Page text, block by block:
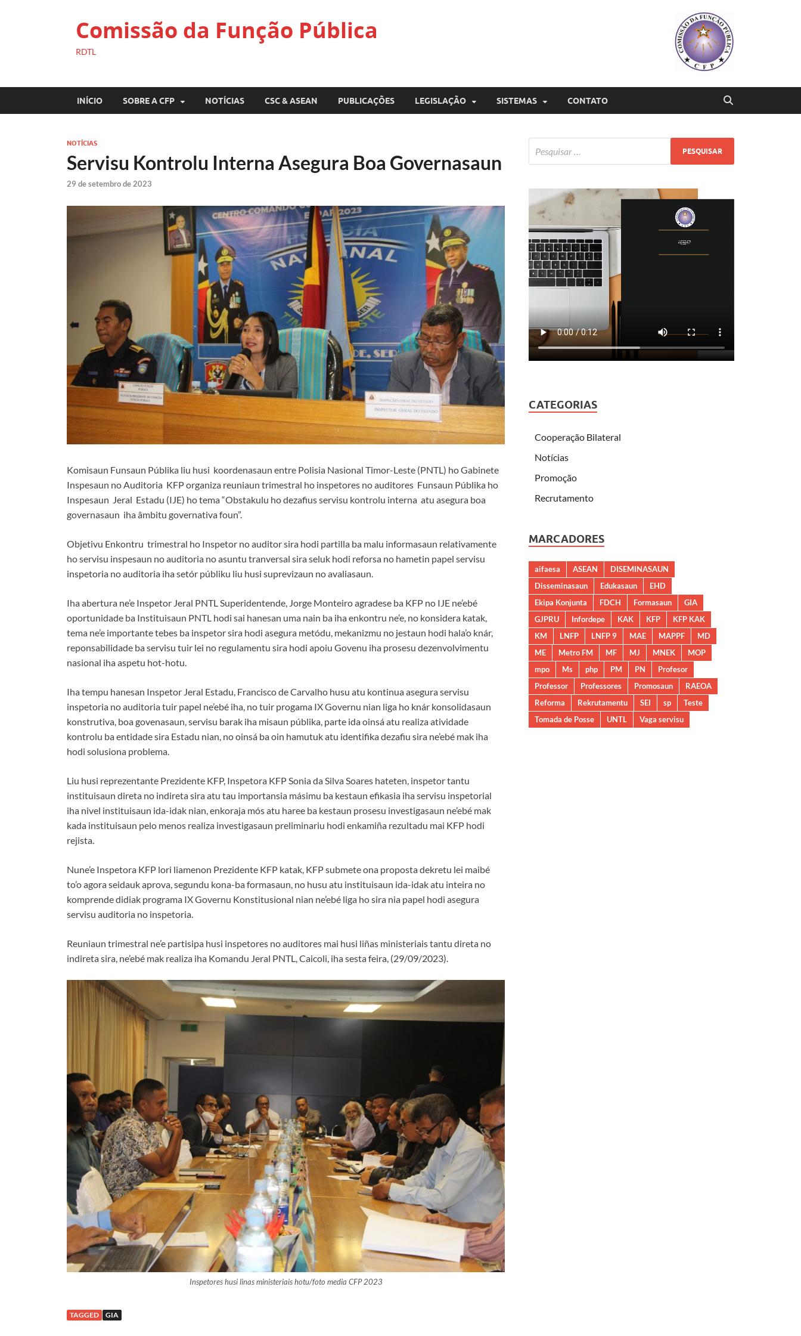
Comissão da Função Pública
RDTL
INÍCIO SOBRE A CFP NOTÍCIAS CSC & ASEAN PUBLICAÇÕES LEGISLAÇÃO SISTEMAS CONTATO
NOTÍCIAS
Servisu Kontrolu Interna Asegura Boa Governasaun
29 de setembro de 2023
Komisaun Funsaun Públika liu husi koordenasaun entre Polisia Nasional Timor-Leste (PNTL) ho Gabinete
Inspesaun no Auditoria KFP organiza reuniaun trimestral ho inspetores no auditores Funsaun Públika ho
Inspesaun Jeral Estadu (IJE) ho tema “Obstakulu ho dezafius servisu kontrolu interna atu asegura boa
governasaun iha âmbitu governativa foun”.
Objetivu Enkontru trimestral ho Inspetor no auditor sira hodi partilla ba malu informasaun relativamente
ho servisu inspesaun no auditoria no asuntu tranversal sira seluk hodi reforsa no hametin papel servisu
inspetoria no auditoria iha setór públiku liu husi suprevizaun no avaliasaun.
Iha abertura ne’e Inspetor Jeral PNTL Superidentende, Jorge Monteiro agradese ba KFP no IJE ne’ebé
oportunidade ba Instituisaun PNTL hodi sai hanesan uma nain ba iha enkontru ne’e, no konsidera katak,
tema ne’e importante tebes ba inspetor sira hodi asegura metódu, mekanizmu no jestaun hodi hala’o knár,
reponsabilidade ba servisu tuir lei no regulamentu sira hodi apoiu Govenu iha prosesu dezenvolvimentu
nasional iha aspetu hot-hotu.
Iha tempu hanesan Inspetor Jeral Estadu, Francisco de Carvalho husu atu kontinua asegura servisu
inspetoria no auditoria tuir papel ne’ebé iha, no tuir progama IX Governu nian liga ho knár konsolidasaun
konstrutiva, boa govenasaun, servisu barak iha misaun públika, parte ida oinsá atu realiza atividade
kontrolu ba entidade sira Estadu nian, no oinsá ba oin hamutuk atu identifika dezafiu sira ne’ebé mak iha
hodi solusiona problema.
Liu husi reprezentante Prezidente KFP, Inspetora KFP Sonia da Silva Soares hateten, inspetor tantu
instituisaun direta no indireta sira atu tau importansia másimu ba kestaun efikasia iha servisu inspetorial
iha nivel instituisaun ida-idak nian, enkoraja mós atu haree ba kestaun prosesu investigasaun ne’ebé mak
kada instituisaun pelo menos realiza investigasaun preliminariu hodi enkamiña rezultadu mai KFP hodi
rejista.
Nune’e Inspetora KFP lori liamenon Prezidente KFP katak, KFP submete ona proposta dekretu lei maibé
to’o agora seidauk aprova, segundu kona-ba formasaun, no husu atu instituisaun ida-idak atu inteira no
komprende didiak programa IX Governu Konstitusional nian ne’ebé liga ho sira nia papel hodi asegura
servisu auditoria no inspetoria.
Reuniaun trimestral ne’e partisipa husi inspetores no auditores mai husi liñas ministeriais tantu direta no
indireta sira, ne’ebé mak realiza iha Komandu Jeral PNTL, Caicoli, iha sesta feira, (29/09/2023).
Inspetores husi linas ministeriais hotu/foto media CFP 2023
TAGGED GIA
CATEGORIAS
Cooperação Bilateral
Notícias
Promoção
Recrutamento
MARCADORES
aifaesa ASEAN
DISEMINASAUN
Disseminasaun
Edukasaun
EHD
Ekipa Konjunta
FDCH Formasaun
GIA
GJPRU
Infordepe KAK KFP
KFP KAK
KM
LNFP LNFP 9 MAE MAPPF
MD
ME
Metro FM MF MJ MNEK
MOP
mpo
Ms php PM PN
Profesor
Professor
Professores Promosaun
RAEOA
Reforma
Rekrutamentu SEI sp
Teste
Tomada de Posse
UNTL Vaga servisu